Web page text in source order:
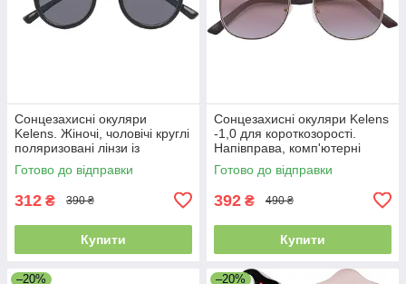
Сонцезахисні окуляри
Kelens. Жіночі, чоловічі круглі
поляризовані лінзи із
захистом UV400
Готово до відправки
312 ₴ 390 ₴
Купити
Сонцезахисні окуляри Kelens
-1,0 для короткозорості.
Напівправа, комп'ютерні
окуляри
Готово до відправки
392 ₴ 490 ₴
Купити
–20% –20%